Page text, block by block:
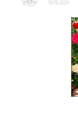
19.09.2024